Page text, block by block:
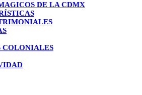
DE LA CDMX
COLONIALES